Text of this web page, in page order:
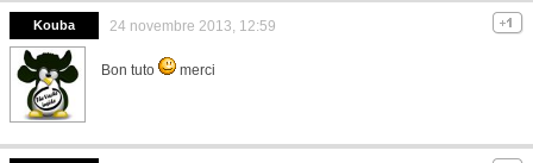
Kouba 24 novembre 2013, 12:59
Bon tuto merci